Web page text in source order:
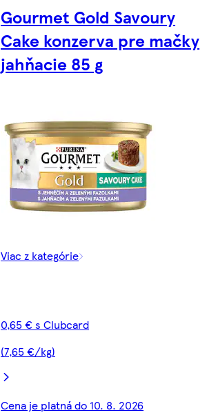
Gourmet Gold Savoury
Cake konzerva pre mačky
jahňacie 85 g
Viac z kategórie
0,65 € s Clubcard
(7,65 €/kg)
Cena je platná do 10. 8. 2026